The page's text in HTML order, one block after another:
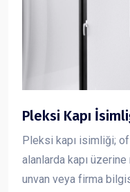
Pleksi Kapı
Pleksi kapı isimliği;
alanlarda kapı
unvan veya firma